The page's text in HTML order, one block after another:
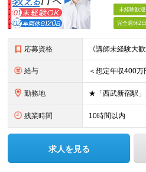
未経験歓迎
完全週休2日
応募資格
給与
勤務地
残業時間 10時間以内
求人を見る